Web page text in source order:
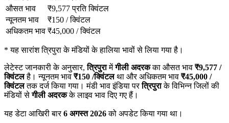
औसत भाव
₹9,577 प्रति क्विंटल
न्यूनतम भाव
₹150 /क्विंटल
अधिकतम भाव ₹45,000 /क्विंटल
*यह सारांश त्रिपुरा के मंडियों के हालिया भावों से लिया गया है।
लेटेस्ट जानकारी के अनुसार,त्रिपुरामेंगीली अदरकका औसत भाव ₹9,577 /
क्विंटलहै। न्यूनतम भाव ₹150 /क्विंटलथा और अधिकतम भाव ₹45,000 /
क्विंटलतक दर्ज किया गया। मंडी भाव इंडिया परत्रिपुराके विभिन्न जिलों की
मंडियों सेगीली अदरकके लाइव भाव दिए गए हैं।
यह डेटा आखिरी बार6 अगस्त 2026को अपडेट किया गया था।